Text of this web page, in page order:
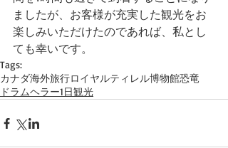
ましたが、お客様が充実した観光をお
楽しみいただけたのであれば、私とし
ても幸いです。
Tags:
カナダ海外旅行ロイヤルティレル博物館恐竜
ドラムヘラー1日観光